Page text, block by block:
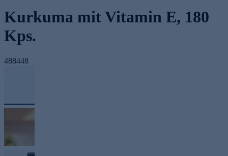
Kurkuma mit Vitamin E, 180
Kps.
488448